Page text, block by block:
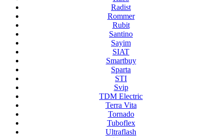
Radist
Rommer
Rubit
Santino
Sayim
SIAT
Smartbuy
Sparta
STI
Svip
TDM Electric
Terra Vita
Tornado
Tuboflex
Ultraflash